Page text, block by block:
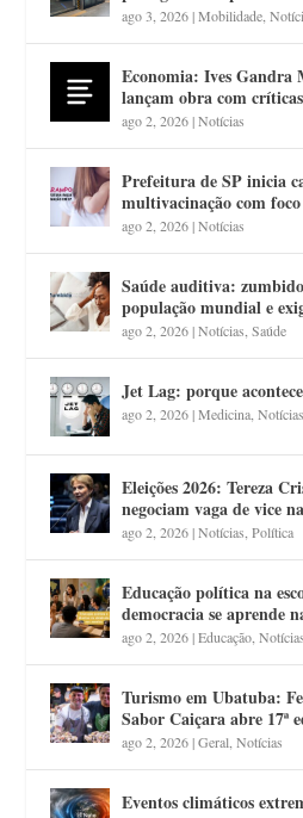
ago 3, 2026|Mobilidade ,
Economia: Ives
lançam obra com
ago 2, 2026|Notícias
Prefeitura de SP inicia
multivacinação com
ago 2, 2026|Notícias
Saúde auditiva:
população mundial e
ago 2, 2026|Notícias ,Saúde
Jet Lag: porque
ago 2, 2026|Medicina ,Notícias
Eleições 2026: Tereza
negociam vaga de vice
ago 2, 2026|Notícias ,Política
Educação política na
democracia se aprende
ago 2, 2026|Educação ,Notícias
Turismo em Ubatuba:
Sabor Caiçara abre 17ª
ago 2, 2026|Geral ,Notícias
Eventos climáticos